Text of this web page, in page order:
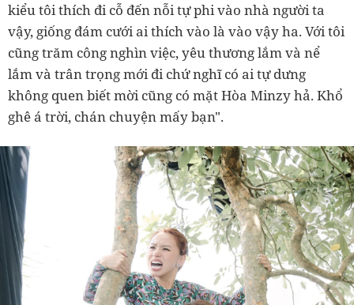
kiểu tôi thích đi cỗ đến nỗi tự phi vào nhà người ta
vậy, giống đám cưới ai thích vào là vào vậy ha. Với tôi
cũng trăm công nghìn việc, yêu thương lắm và nể
lắm và trân trọng mới đi chứ nghĩ có ai tự dưng
không quen biết mời cũng có mặt Hòa Minzy hả. Khổ
ghê á trời, chán chuyện mấy bạn".